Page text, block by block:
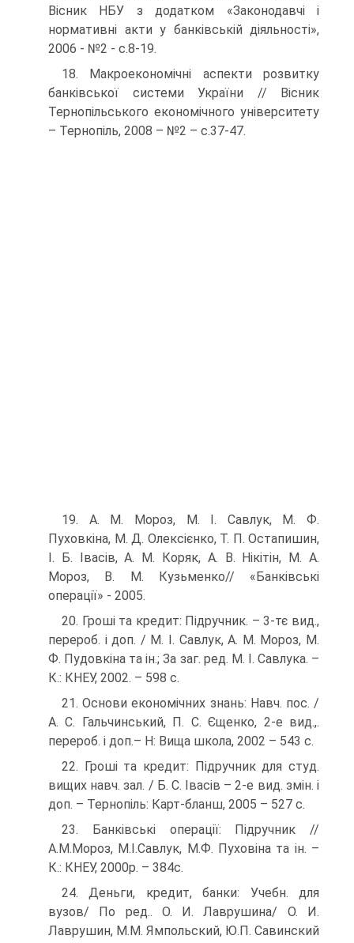
Вісник НБУ з додатком «Законодавчі і
нормативні акти у банківській діяльності»,
2006 - №2 - с.8-19.
18. Макроекономічні аспекти розвитку
банківської системи України // Вісник
Тернопільського економічного університету
– Тернопіль, 2008 – №2 – с.37-47.
19. А. М. Мороз, М. І. Савлук, М. Ф.
Пуховкіна, М. Д. Олексієнко, Т. П. Остапишин,
І. Б. Івасів, А. М. Коряк, А. В. Нікітін, М. А.
Мороз, В. М. Кузьменко// «Банківські
операції» - 2005.
20. Гроші та кредит: Підручник. – 3-тє вид.,
перероб. і доп. / М. І. Савлук, А. М. Мороз, М.
Ф. Пудовкіна та ін.; За заг. ред. М. І. Савлука. –
К.: КНЕУ, 2002. – 598 с.
21. Основи економічних знань: Навч. пос. /
А. С. Гальчинський, П. С. Єщенко, 2-е вид.,.
перероб. і доп.– Н: Вища школа, 2002 – 543 с.
22. Гроші та кредит: Підручник для студ.
вищих навч. зал. / Б. С. Івасів – 2-е вид. змін. і
доп. – Тернопіль: Карт-бланш, 2005 – 527 с.
23. Банківські операції: Підручник //
А.М.Мороз, М.І.Савлук, М.Ф. Пуховіна та ін. –
К.: КНЕУ, 2000р. – 384с.
24. Деньги, кредит, банки: Учебн. для
вузов/ По ред.. О. И. Лаврушина/ О. И.
Лаврушин, М.М. Ямпольский, Ю.П. Савинский